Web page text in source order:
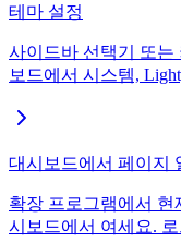
테마 설정
사이드바 선택기 또는
보드에서 시스템,
대시보드에서 페이지
확장 프로그램에서 현
시보드에서 여세요.